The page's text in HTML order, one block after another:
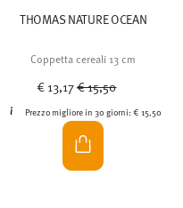
THOMAS NATURE OCEAN
Coppetta cereali 13 cm
€ 13,17Price reduced from
€ 15,50
Prezzo migliore in 30 giorni: € 15,50